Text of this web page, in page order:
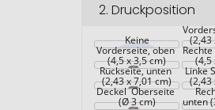
2.Druckposition
Keine (2,43
Vorderseite, oben
(4,5 x 3,5 cm) (4,5
Rückseite, unten
(2,43 x 7,01 cm)
Linke
(2,43
Deckel  Oberseite
(Ø 3 cm) unten